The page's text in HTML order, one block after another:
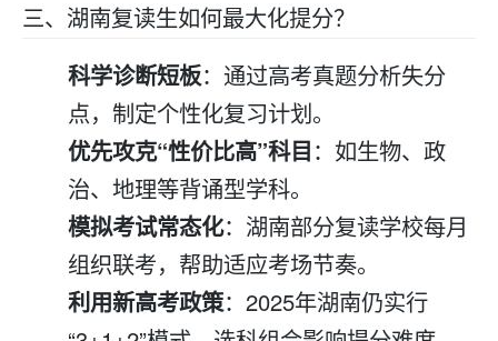
三、湖南复读生如何最大化提分？
科学诊断短板：通过高考真题分析失分
点，制定个性化复习计划。
优先攻克“性价比高”科目：如生物、政
治、地理等背诵型学科。
模拟考试常态化：湖南部分复读学校每月
组织联考，帮助适应考场节奏。
利用新高考政策：2025年湖南仍实行